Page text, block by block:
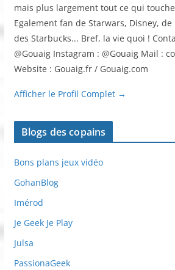
mais plus largement tout ce qui
Egalement fan de Starwars, Disney,
des Starbucks... Bref, la vie quoi !
@Gouaig Instagram : @Gouaig Mail :
Website : Gouaig.fr / Gouaig.com
Afficher le Profil Complet →
Blogs des copains
Bons plans jeux vidéo
GohanBlog
Imérod
Je Geek Je Play
Julsa
PassionaGeek